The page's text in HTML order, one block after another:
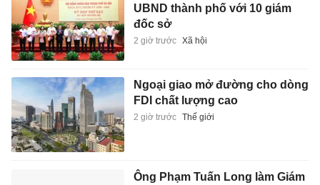
UBND thành phố với 10 giám
đốc sở
2 giờ trước Xã hội
Ngoại giao mở đường cho dòng
FDI chất lượng cao
2 giờ trước Thế giới
Ông Phạm Tuấn Long làm Giám